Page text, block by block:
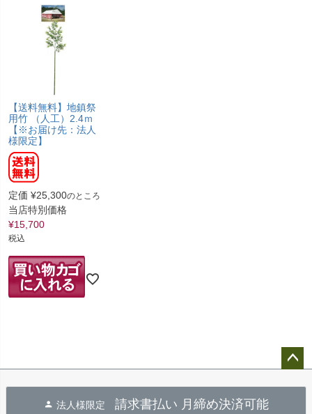
【送料無料】地鎮祭
用竹 （人工）2.4ｍ
【※お届け先：法人
様限定】
定価 ¥25,300のところ
当店特別価格
¥15,700
税込
法人様限定 請求書払い 月締め決済可能